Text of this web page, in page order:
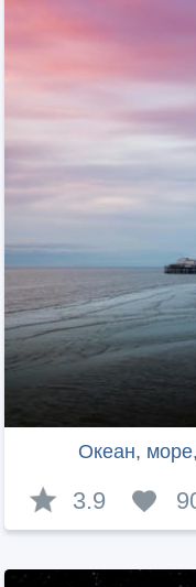
Океан,
3.9